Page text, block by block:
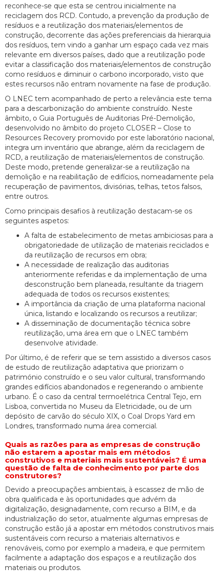
reconhece-se que esta se centrou inicialmente na
reciclagem dos RCD. Contudo, a prevenção da produção de
resíduos e a reutilização dos materiais/elementos de
construção, decorrente das ações preferenciais da hierarquia
dos resíduos, tem vindo a ganhar um espaço cada vez mais
relevante em diversos países, dado que a reutilização pode
evitar a classificação dos materiais/elementos de construção
como resíduos e diminuir o carbono incorporado, visto que
estes recursos não entram novamente na fase de produção.
O LNEC tem acompanhado de perto a relevância este tema
para a descarbonização do ambiente construído. Neste
âmbito, o Guia Português de Auditorias Pré-Demolição,
desenvolvido no âmbito do projeto CLOSER – Close to
Resources Recovery promovido por este laboratório nacional,
integra um inventário que abrange, além da reciclagem de
RCD, a reutilização de materiais/elementos de construção.
Deste modo, pretende generalizar-se a reutilização na
demolição e na reabilitação de edifícios, nomeadamente pela
recuperação de pavimentos, divisórias, telhas, tetos falsos,
entre outros.
Como principais desafios à reutilização destacam-se os
seguintes aspetos:
A falta de estabelecimento de metas ambiciosas para a
obrigatoriedade de utilização de materiais reciclados e
da reutilização de recursos em obra;
A necessidade de realização das auditorias
anteriormente referidas e da implementação de uma
desconstrução bem planeada, resultante da triagem
adequada de todos os recursos existentes;
A importância da criação de uma plataforma nacional
única, listando e localizando os recursos a reutilizar;
A disseminação de documentação técnica sobre
reutilização, uma área em que o LNEC também
desenvolve atividade.
Por último, é de referir que se tem assistido a diversos casos
de estudo de reutilização adaptativa que priorizam o
património construído e o seu valor cultural, transformando
grandes edifícios abandonados e regenerando o ambiente
urbano. É o caso da central termoelétrica Central Tejo, em
Lisboa, convertida no Museu da Eletricidade, ou de um
depósito de carvão do século XIX, o Coal Drops Yard em
Londres, transformado numa área comercial.
Quais as razões para as empresas de construção
não estarem a apostar mais em métodos
construtivos e materiais mais sustentáveis? É uma
questão de falta de conhecimento por parte dos
construtores?
Devido a preocupações ambientais, à escassez de mão de
obra qualificada e às oportunidades que advém da
digitalização, designadamente, com recurso a BIM, e da
industrialização do setor, atualmente algumas empresas de
construção estão já a apostar em métodos construtivos mais
sustentáveis com recurso a materiais alternativos e
renováveis, como por exemplo a madeira, e que permitem
facilmente a adaptação dos espaços e a reutilização dos
materiais ou produtos.